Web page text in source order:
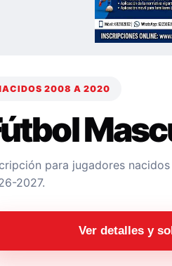
2008 A 2020
para jugadores
2027.
Ver detalles y